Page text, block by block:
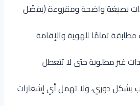
بصيغة واضحة ومقروءة (يفضّل
مطابقة تمامًا للهوية والإقامة
غير مطلوبة حتى لا تتعطل
بشكل دوري، ولا تهمل أي إشعارات